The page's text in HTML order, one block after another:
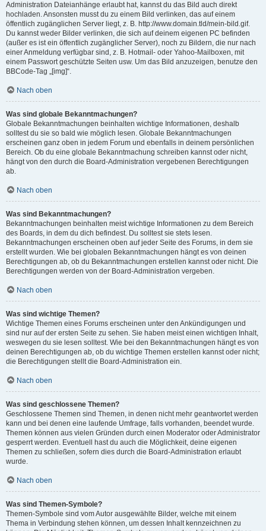
Administration Dateianhänge erlaubt hat, kannst du das Bild auch direkt
hochladen. Ansonsten musst du zu einem Bild verlinken, das auf einem
öffentlich zugänglichen Server liegt, z. B. http://www.domain.tld/mein-bild.gif.
Du kannst weder Bilder verlinken, die sich auf deinem eigenen PC befinden
(außer es ist ein öffentlich zugänglicher Server), noch zu Bildern, die nur nach
einer Anmeldung verfügbar sind, z. B. Hotmail- oder Yahoo-Mailboxen, mit
einem Passwort geschützte Seiten usw. Um das Bild anzuzeigen, benutze den
BBCode-Tag „[img]“.
Nach oben
Was sind globale Bekanntmachungen?
Globale Bekanntmachungen beinhalten wichtige Informationen, deshalb
solltest du sie so bald wie möglich lesen. Globale Bekanntmachungen
erscheinen ganz oben in jedem Forum und ebenfalls in deinem persönlichen
Bereich. Ob du eine globale Bekanntmachung schreiben kannst oder nicht,
hängt von den durch die Board-Administration vergebenen Berechtigungen
ab.
Nach oben
Was sind Bekanntmachungen?
Bekanntmachungen beinhalten meist wichtige Informationen zu dem Bereich
des Boards, in dem du dich befindest. Du solltest sie stets lesen.
Bekanntmachungen erscheinen oben auf jeder Seite des Forums, in dem sie
erstellt wurden. Wie bei globalen Bekanntmachungen hängt es von deinen
Berechtigungen ab, ob du Bekanntmachungen erstellen kannst oder nicht. Die
Berechtigungen werden von der Board-Administration vergeben.
Nach oben
Was sind wichtige Themen?
Wichtige Themen eines Forums erscheinen unter den Ankündigungen und
sind nur auf der ersten Seite zu sehen. Sie haben meist einen wichtigen Inhalt,
weswegen du sie lesen solltest. Wie bei den Bekanntmachungen hängt es von
deinen Berechtigungen ab, ob du wichtige Themen erstellen kannst oder nicht;
die Berechtigungen stellt die Board-Administration ein.
Nach oben
Was sind geschlossene Themen?
Geschlossene Themen sind Themen, in denen nicht mehr geantwortet werden
kann und bei denen eine laufende Umfrage, falls vorhanden, beendet wurde.
Themen können aus vielen Gründen durch einen Moderator oder Administrator
gesperrt werden. Eventuell hast du auch die Möglichkeit, deine eigenen
Themen zu schließen, sofern dies durch die Board-Administration erlaubt
wurde.
Nach oben
Was sind Themen-Symbole?
Themen-Symbole sind vom Autor ausgewählte Bilder, welche mit einem
Thema in Verbindung stehen können, um dessen Inhalt kennzeichnen zu